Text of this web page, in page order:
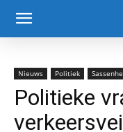
Nieuws Politiek
Politieke